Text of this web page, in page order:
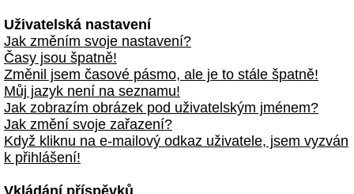
Uživatelská nastavení
Jak změním svoje nastavení?
Časy jsou špatně!
Změnil jsem časové pásmo, ale je to stále špatně!
Můj jazyk není na seznamu!
Jak zobrazím obrázek pod uživatelským jménem?
Jak změní svoje zařazení?
Když kliknu na e-mailový odkaz uživatele, jsem vyzván
k přihlášení!
Vkládání příspěvků